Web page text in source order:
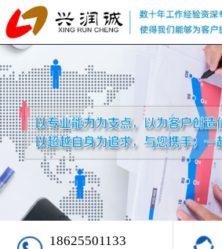
18625501133